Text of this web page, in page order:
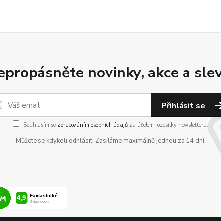
novinky, akce a
Přihlásit se
Souhlasím se zpracováním osobních údajů za účelem rozesílky newsletteru.
Můžete se kdykoli odhlásit. Zasíláme maximálně jednou za 14 dní.